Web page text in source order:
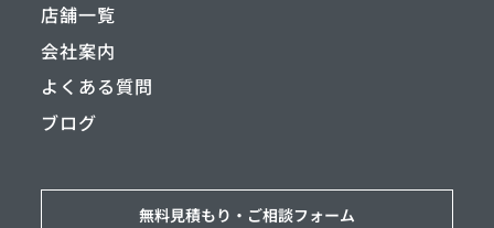
店舗一覧
会社案内
よくある質問
ブログ
無料見積もり・ ご相談フォーム